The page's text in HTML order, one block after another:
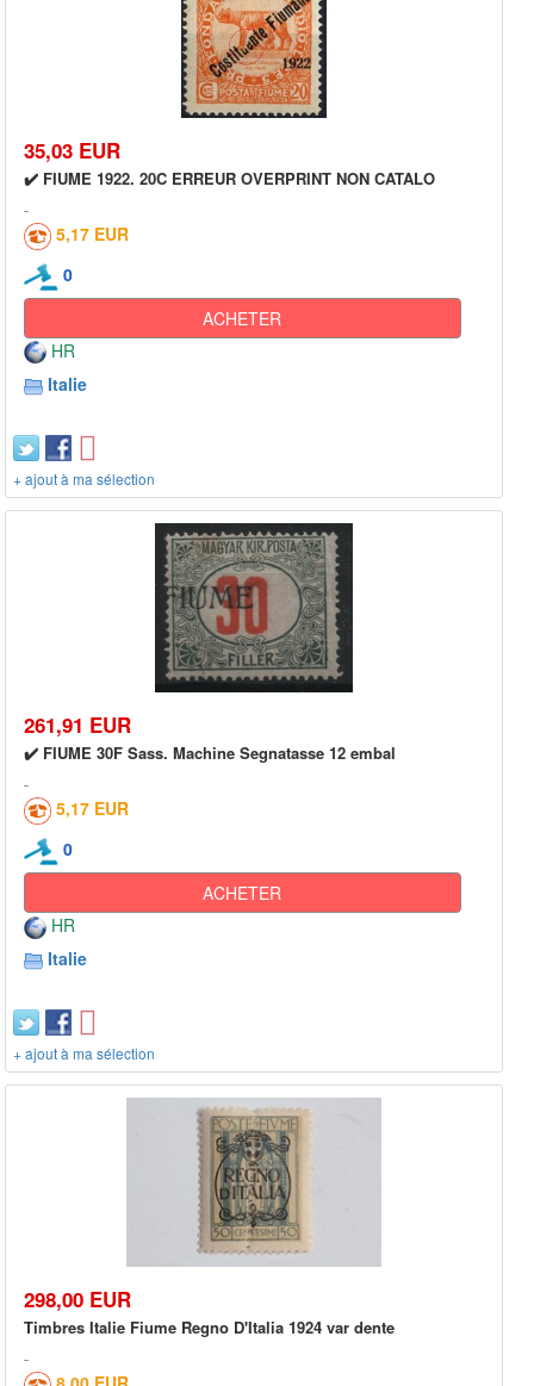
35,03 EUR
✔️ FIUME 1922. 20C ERREUR OVERPRINT NON CATALO
5,17 EUR
0
ACHETER
HR
Italie
+ ajout à ma sélection
261,91 EUR
✔️ FIUME 30F Sass. Machine Segnatasse 12 embal
5,17 EUR
0
ACHETER
HR
Italie
+ ajout à ma sélection
298,00 EUR
Timbres Italie Fiume Regno D'Italia 1924 var dente